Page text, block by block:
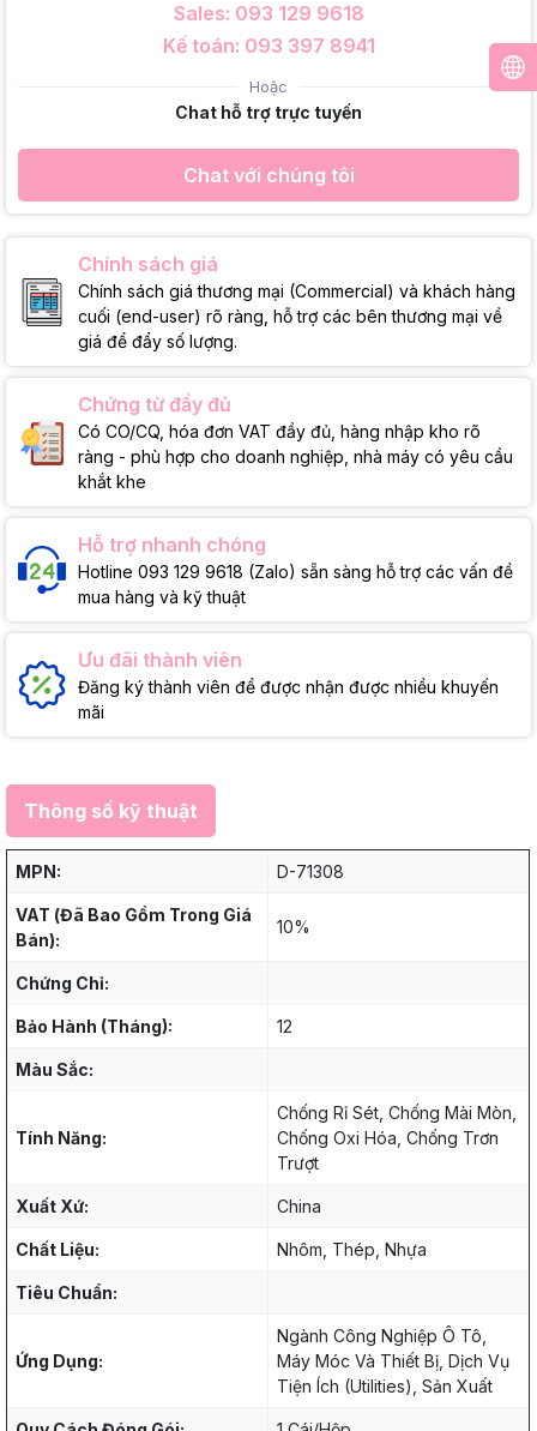
Sales: 093 129 9618
Kế toán: 093 397 8941
Hoặc
Chat hỗ trợ trực tuyến
Chat với chúng tôi
Chính sách giá
Chính sách giá thương mại (Commercial) và khách hàng
cuối (end-user) rõ ràng, hỗ trợ các bên thương mại về
giá để đẩy số lượng.
Chứng từ đầy đủ
Có CO/CQ, hóa đơn VAT đầy đủ, hàng nhập kho rõ
ràng - phù hợp cho doanh nghiệp, nhà máy có yêu cầu
khắt khe
Hỗ trợ nhanh chóng
Hotline 093 129 9618 (Zalo) sẵn sàng hỗ trợ các vấn đề
mua hàng và kỹ thuật
Ưu đãi thành viên
Đăng ký thành viên để được nhận được nhiều khuyến
mãi
Thông số kỹ thuật
MPN: D-71308
VAT (Đã Bao Gồm Trong Giá
Bán):
10%
Chứng Chỉ:
Bảo Hành (Tháng): 12
Màu Sắc:
Tính Năng:
Chống Rỉ Sét, Chống Mài Mòn,
Chống Oxi Hóa, Chống Trơn
Trượt
Xuất Xứ: China
Chất Liệu: Nhôm, Thép, Nhựa
Tiêu Chuẩn:
Ứng Dụng:
Ngành Công Nghiệp Ô Tô,
Máy Móc Và Thiết Bị, Dịch Vụ
Tiện Ích (Utilities), Sản Xuất